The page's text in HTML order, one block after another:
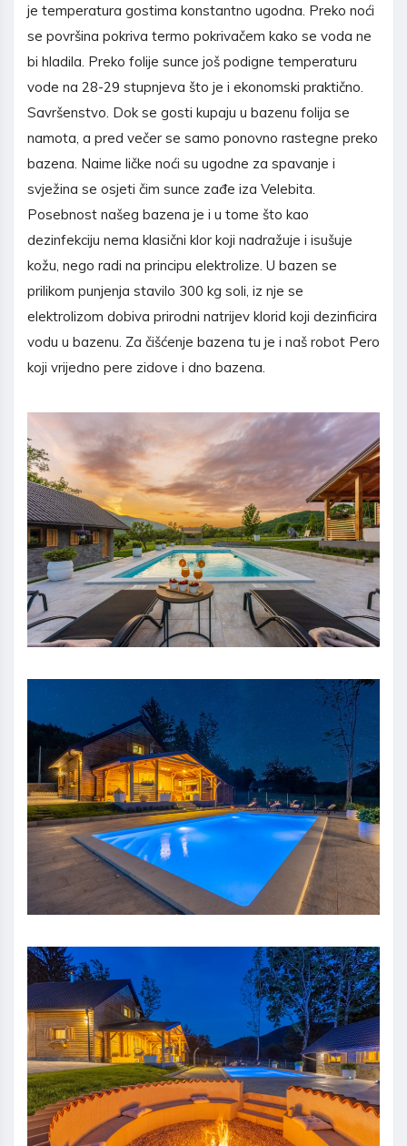
je temperatura gostima konstantno ugodna. Preko noći
se površina pokriva termo pokrivačem kako se voda ne
bi hladila. Preko folije sunce još podigne temperaturu
vode na 28-29 stupnjeva što je i ekonomski praktično.
Savršenstvo. Dok se gosti kupaju u bazenu folija se
namota, a pred večer se samo ponovno rastegne preko
bazena. Naime ličke noći su ugodne za spavanje i
svježina se osjeti čim sunce zađe iza Velebita.
Posebnost našeg bazena je i u tome što kao
dezinfekciju nema klasični klor koji nadražuje i isušuje
kožu, nego radi na principu elektrolize. U bazen se
prilikom punjenja stavilo 300 kg soli, iz nje se
elektrolizom dobiva prirodni natrijev klorid koji dezinficira
vodu u bazenu. Za čišćenje bazena tu je i naš robot Pero
koji vrijedno pere zidove i dno bazena.